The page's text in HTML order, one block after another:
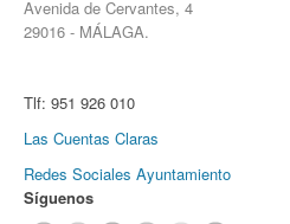
Avenida de Cervantes, 4
29016 - MÁLAGA.
Tlf: 951 926 010
Las Cuentas Claras
Redes Sociales Ayuntamiento
Síguenos